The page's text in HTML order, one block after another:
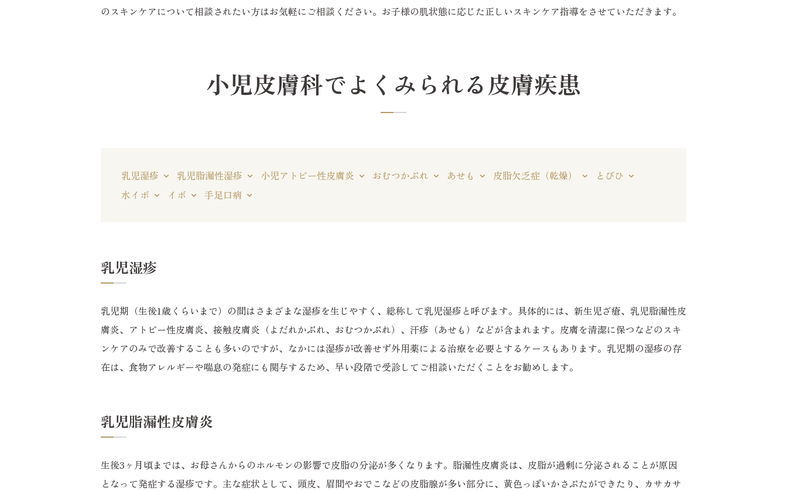
のスキンケアについて相談されたい方はお気軽にご相談ください。お子様の肌状態に応じた正しいスキンケア指導をさせていただきます。
小児皮膚科でよくみられる皮膚疾患
乳児湿疹 乳児脂漏性湿疹 小児アトピー性皮膚炎 おむつかぶれ あせも 皮脂欠乏症（乾燥）
とびひ
水イボ
イボ 手足口病
乳児湿疹
乳児期（生後1歳くらいまで）の間はさまざまな湿疹を生じやすく、総称して乳児湿疹と呼びます。具体的には、新生児ざ瘡、乳児脂漏性皮
膚炎、アトピー性皮膚炎、接触皮膚炎（よだれかぶれ、おむつかぶれ）、汗疹（あせも）などが含まれます。皮膚を清潔に保つなどのスキ
ンケアのみで改善することも多いのですが、なかには湿疹が改善せず外用薬による治療を必要とするケースもあります。乳児期の湿疹の存
在は、食物アレルギーや喘息の発症にも関与するため、早い段階で受診してご相談いただくことをお勧めします。
乳児脂漏性皮膚炎
生後3ヶ月頃までは、お母さんからのホルモンの影響で皮脂の分泌が多くなります。脂漏性皮膚炎は、皮脂が過剰に分泌されることが原因
となって発症する湿疹です。主な症状として、頭皮、眉間やおでこなどの皮脂腺が多い部分に、黄色っぽいかさぶたができたり、カサカサ